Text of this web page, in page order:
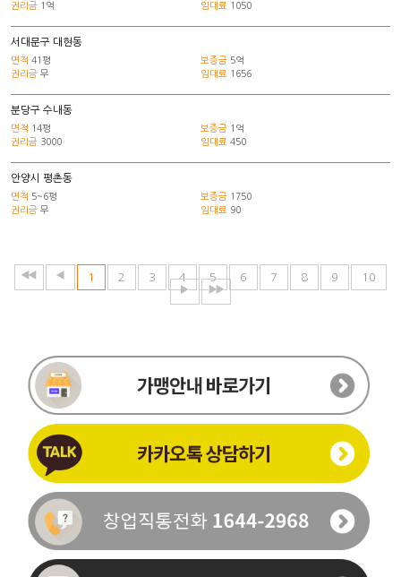
권리금 1억 임대료 1050
서대문구 대현동
면적 41평 보증금 5억
권리금 무 임대료 1656
분당구 수내동
면적 14평 보증금 1억
권리금 3000 임대료 450
안양시 평촌동
면적 5~6평 보증금 1750
권리금 무 임대료 90
1 2 3 4 5 6 7 8 9 10